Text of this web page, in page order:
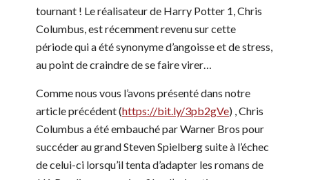
tournant ! Le réalisateur de Harry Potter 1, Chris
Columbus, est récemment revenu sur cette
période qui a été synonyme d’angoisse et de stress,
au point de craindre de se faire virer…
Comme nous vous l’avons présenté dans notre
article précédent (https://bit.ly/3pb2gVe) , Chris
Columbus a été embauché par Warner Bros pour
succéder au grand Steven Spielberg suite à l’échec
de celui-ci lorsqu’il tenta d’adapter les romans de